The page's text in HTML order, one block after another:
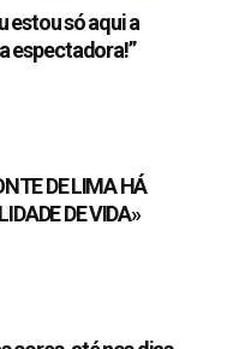
estou só aqui a
espectadora!”
DE LIMA HÁ
DE VIDA»